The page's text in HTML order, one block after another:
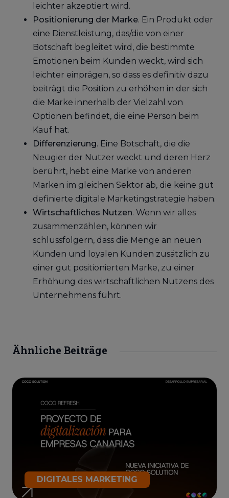
leichter akzeptiert wird.
Positionierung der Marke. Ein Produkt oder
eine Dienstleistung, das/die von einer
Botschaft begleitet wird, die bestimmte
Emotionen beim Kunden weckt, wird sich
leichter einprägen, so dass es definitiv dazu
beiträgt die Position zu erhöhen in der sich
die Marke innerhalb der Vielzahl von
Optionen befindet, die eine Person beim
Kauf hat.
Differenzierung. Eine Botschaft, die die
Neugier der Nutzer weckt und deren Herz
berührt, hebt eine Marke von anderen
Marken im gleichen Sektor ab, die keine gut
definierte digitale Marketingstrategie haben.
Wirtschaftliches Nutzen. Wenn wir alles
zusammenzählen, können wir
schlussfolgern, dass die Menge an neuen
Kunden und loyalen Kunden zusätzlich zu
einer gut positionierten Marke, zu einer
Erhöhung des wirtschaftlichen Nutzens des
Unternehmens führt.
Ähnliche Beiträge
DIGITALES MARKETING